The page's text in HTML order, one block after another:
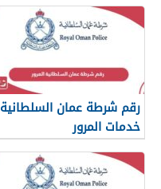
رقم شرطة عمان السلطانية
خدمات المرور